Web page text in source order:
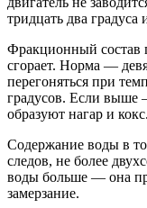
тридцать два градуса
Фракционный состав
сгорает. Норма —
перегоняться при
градусов. Если выше
образуют нагар и кокс.
Содержание воды в
следов, не более
воды больше — она
замерзание.